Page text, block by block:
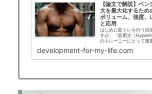
【論文で解説】ベ
大を最大化するため
ボリューム、強度、
と応用
はじめに筋トレを行う目
すが、「筋肥大（
のトレーニーにとって重
す。特にベンチプレスは
を狙う上で最も基本的か
development-for-my-life.com